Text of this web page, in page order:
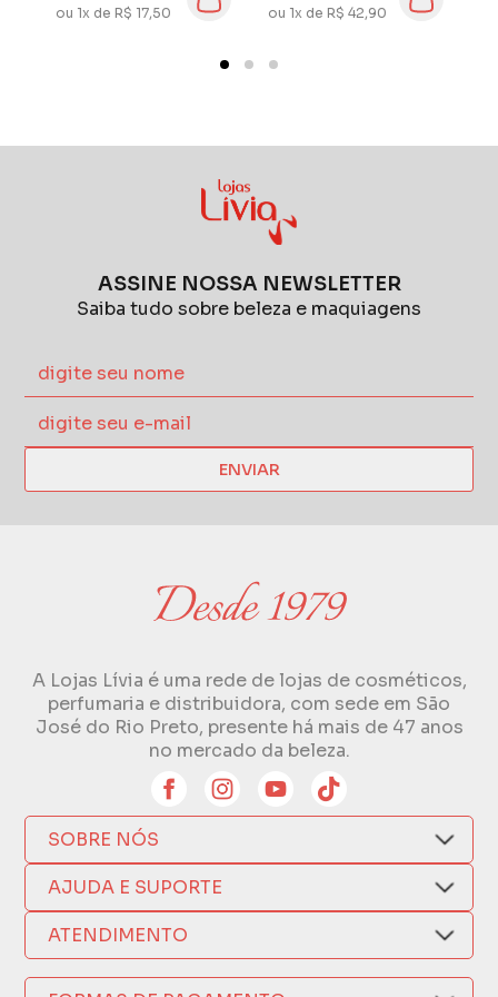
ou 1x de R$ 17,50 ou 1x de R$ 42,90
ASSINE NOSSA NEWSLETTER
Saiba tudo sobre beleza e maquiagens
ENVIAR
A Lojas Lívia é uma rede de lojas de cosméticos,
perfumaria e distribuidora, com sede em São
José do Rio Preto, presente há mais de 47 anos
no mercado da beleza.
SOBRE NÓS
Quem Somos
Compra Segura
Como Comprar
Nossas Lojas
Política de Privacidade
AJUDA E SUPORTE
Nosso Aplicativo
Trocas e Devoluções
Formas de Pagamento
ATENDIMENTO